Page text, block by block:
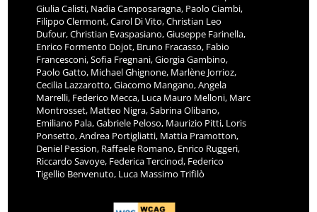
Giulia Calisti, Nadia Camposaragna, Paolo Ciambi,
Filippo Clermont, Carol Di Vito, Christian Leo
Dufour, Christian Evaspasiano, Giuseppe Farinella,
Enrico Formento Dojot, Bruno Fracasso, Fabio
Francesconi, Sofia Fregnani, Giorgia Gambino,
Paolo Gatto, Michael Ghignone, Marlène Jorrioz,
Cecilia Lazzarotto, Giacomo Mangano, Angela
Marrelli, Federico Mecca, Luca Mauro Melloni, Marc
Montrosset, Matteo Nigra, Sabrina Olibano,
Emiliano Pala, Gabriele Peloso, Maurizio Pitti, Loris
Ponsetto, Andrea Portigliatti, Mattia Pramotton,
Deniel Pession, Raffaele Romano, Enrico Ruggeri,
Riccardo Savoye, Federica Tercinod, Federico
Tigellio Benvenuto, Luca Massimo Trifilò